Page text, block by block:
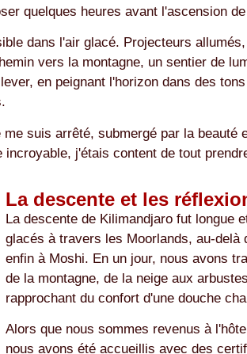
quelques heures avant l'ascension
dans l'air glacé. Projecteurs
vers la montagne, un sentier de
en peignant l'horizon dans des
suis arrêté, submergé par la beauté
j'étais content de tout
La descente et les
La descente de Kilimandjaro fut longue
glacés à travers les Moorlands, au-delà
enfin à Moshi. En un jour, nous avons
de la montagne, de la neige aux
rapprochant du confort d'une douche
Alors que nous sommes revenus à
nous avons été accueillis avec des